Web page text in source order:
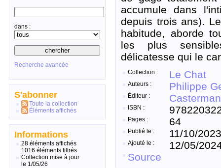
dans :
Recherche avancée
S'abonner
Toute la collection
Éléments affichés
Informations
28 éléments affichés
1016 éléments filtrés
Collection mise à jour
le 1/05/26
accumule dans
depuis trois ans).
habitude, aborde
les plus
délicatesse qui le
Collection : Le Chat
Auteurs : Philippe
Éditeur : Casterman
ISBN :
Pages : 64
Publié le : 11/10/
Ajouté le :
12/05/
Source